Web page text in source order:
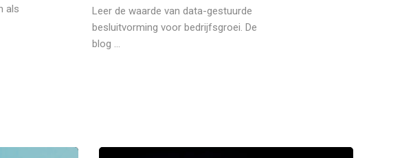
als
Leer de waarde van data-gestuurde
besluitvorming voor bedrijfsgroei. De
blog ...